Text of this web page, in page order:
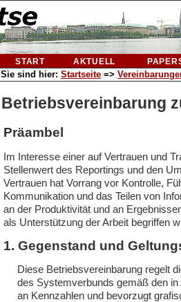
START AKTUELL
Sie sind hier: Startseite =>
Betriebsvereinbarung
Präambel
Im Interesse einer auf Vertrauen und
Stellenwert des Reportings und den
Vertrauen hat Vorrang vor Kontrolle,
Kommunikation und das Teilen von
an der Produktivität und an
als Unterstützung der Arbeit begriffen
1. Gegenstand und
Diese Betriebsvereinbarung regelt
des Systemverbunds gemäß den
an Kennzahlen und bevorzugt